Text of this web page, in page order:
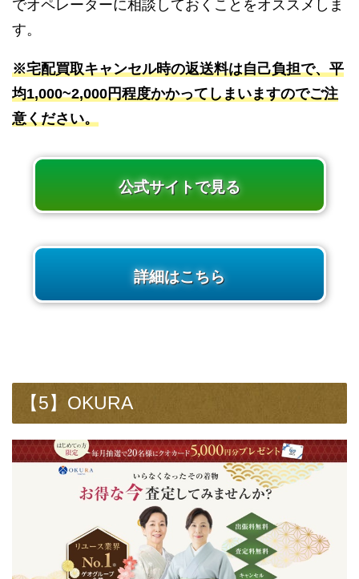
でオペレーターに相談しておくことをオススメしま
す。
※宅配買取キャンセル時の返送料は自己負担で、平
均1,000~2,000円程度かかってしまいますのでご注
意ください。
公式サイトで見る
詳細はこちら
【5】OKURA